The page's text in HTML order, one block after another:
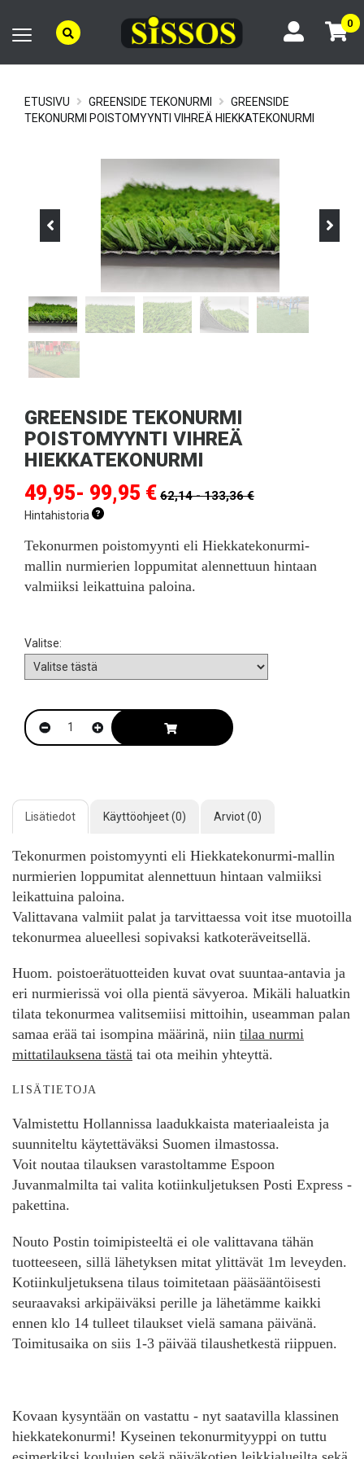
0
ETUSIVU GREENSIDE TEKONURMI
GREENSIDE
TEKONURMI POISTOMYYNTI VIHREÄ HIEKKATEKONURMI
GREENSIDE TEKONURMI
POISTOMYYNTI VIHREÄ
HIEKKATEKONURMI
49,95- 99,95 € 62,14 - 133,36 €
Hintahistoria
Tekonurmen poistomyynti eli Hiekkatekonurmi-
mallin nurmierien loppumitat alennettuun hintaan
valmiiksi leikattuina paloina.
Valitse:
Lisätiedot Käyttöohjeet (0) Arviot (0)
Tekonurmen poistomyynti eli Hiekkatekonurmi-mallin
nurmierien loppumitat alennettuun hintaan valmiiksi
leikattuina paloina.
Valittavana valmiit palat ja tarvittaessa voit itse muotoilla
tekonurmea alueellesi sopivaksi katkoteräveitsellä.
Huom. poistoerätuotteiden kuvat ovat suuntaa-antavia ja
eri nurmierissä voi olla pientä sävyeroa. Mikäli haluatkin
tilata tekonurmea valitsemiisi mittoihin, useamman palan
samaa erää tai isompina määrinä, niin tilaa nurmi
mittatilauksena tästä tai ota meihin yhteyttä.
LISÄTIETOJA
Valmistettu Hollannissa laadukkaista materiaaleista ja
suunniteltu käytettäväksi Suomen ilmastossa.
Voit noutaa tilauksen varastoltamme Espoon
Juvanmalmilta tai valita kotiinkuljetuksen Posti Express -
pakettina.
Nouto Postin toimipisteeltä ei ole valittavana tähän
tuotteeseen, sillä lähetyksen mitat ylittävät 1m leveyden.
Kotiinkuljetuksena tilaus toimitetaan pääsääntöisesti
seuraavaksi arkipäiväksi perille ja lähetämme kaikki
ennen klo 14 tulleet tilaukset vielä samana päivänä.
Toimitusaika on siis 1-3 päivää tilaushetkestä riippuen.
Kovaan kysyntään on vastattu - nyt saatavilla klassinen
hiekkatekonurmi! Kyseinen tekonurmityyppi on tuttu